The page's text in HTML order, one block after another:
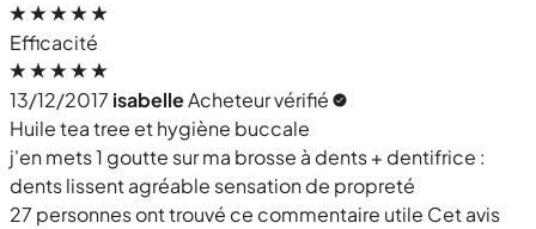
Efficacité
13/12/2017 isabelleAcheteur vérifié
Huile tea tree et hygiène buccale
j'en mets 1 goutte sur ma brosse à dents + dentifrice :
dents lissent agréable sensation de propreté
27 personnes ont trouvé ce commentaire utile Cet avis